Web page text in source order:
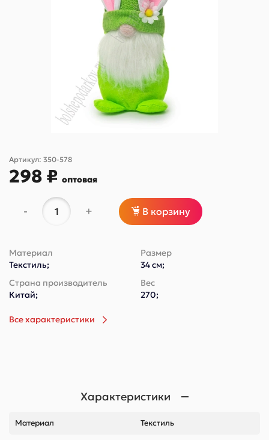
Артикул: 350-578
298 ₽ оптовая
- + В корзину
Материал
Текстиль;
Размер
34 см;
Страна производитель
Китай;
Вес
270;
Все характеристики
Характеристики
Материал Текстиль